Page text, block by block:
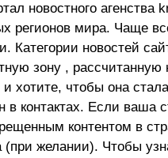
новостного
мира. Чаще
Категории новостей
зону , рассчитанную
хотите, чтобы она
в контактах. Если ваша
контентом в
(при желании). Чтобы